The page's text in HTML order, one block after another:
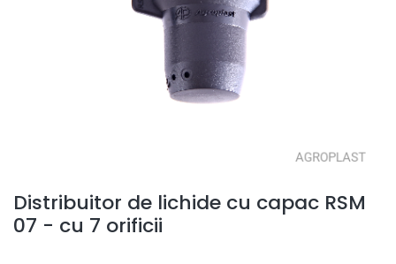
Distribuitor de lichide cu capac RSM
07 - cu 7 orificii